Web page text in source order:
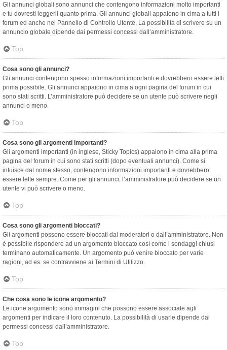
Gli annunci globali sono annunci che contengono informazioni molto importanti
e tu dovresti leggerli quanto prima. Gli annunci globali appaiono in cima a tutti i
forum ed anche nel Pannello di Controllo Utente. La possibilità di scrivere su un
annuncio globale dipende dai permessi concessi dall’amministratore.
Top
Cosa sono gli annunci?
Gli annunci contengono spesso informazioni importanti e dovrebbero essere letti
prima possibile. Gli annunci appaiono in cima a ogni pagina del forum in cui
sono stati scritti. L’amministratore può decidere se un utente può scrivere negli
annunci o meno.
Top
Cosa sono gli argomenti importanti?
Gli argomenti importanti (in inglese, Sticky Topics) appaiono in cima alla prima
pagina del forum in cui sono stati scritti (dopo eventuali annunci). Come si
intuisce dal nome stesso, contengono informazioni importanti e dovrebbero
essere lette sempre. Come per gli annunci, l’amministratore può decidere se un
utente vi può scrivere o meno.
Top
Cosa sono gli argomenti bloccati?
Gli argomenti possono essere bloccati dai moderatori o dall’amministratore. Non
è possibile rispondere ad un argomento bloccato così come i sondaggi chiusi
terminano automaticamente. Un argomento può venire bloccato per varie
ragioni, ad es. se contravviene ai Termini di Utilizzo.
Top
Che cosa sono le icone argomento?
Le icone argomento sono immagini che possono essere associate agli
argomenti per indicare il loro contenuto. La possibilità di usarle dipende dai
permessi concessi dall’amministratore.
Top